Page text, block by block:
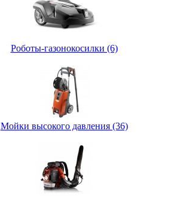
Роботы-газонокосилки (6)
Мойки высокого давления (36)